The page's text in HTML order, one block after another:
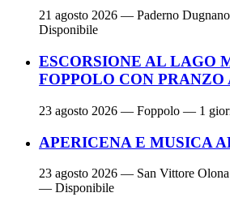
21 agosto 2026 — Paderno
Disponibile
ESCORSIONE AL LAGO
FOPPOLO CON PRANZO
23 agosto 2026 — Foppolo — 1
APERICENA E MUSICA
23 agosto 2026 — San Vittore
— Disponibile